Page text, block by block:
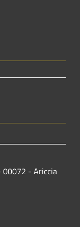
00072 - Ariccia